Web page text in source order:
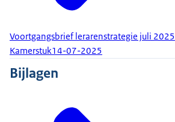
Voortgangsbrief lerarenstrategie juli 2025
Kamerstuk14-07-2025
Bijlagen